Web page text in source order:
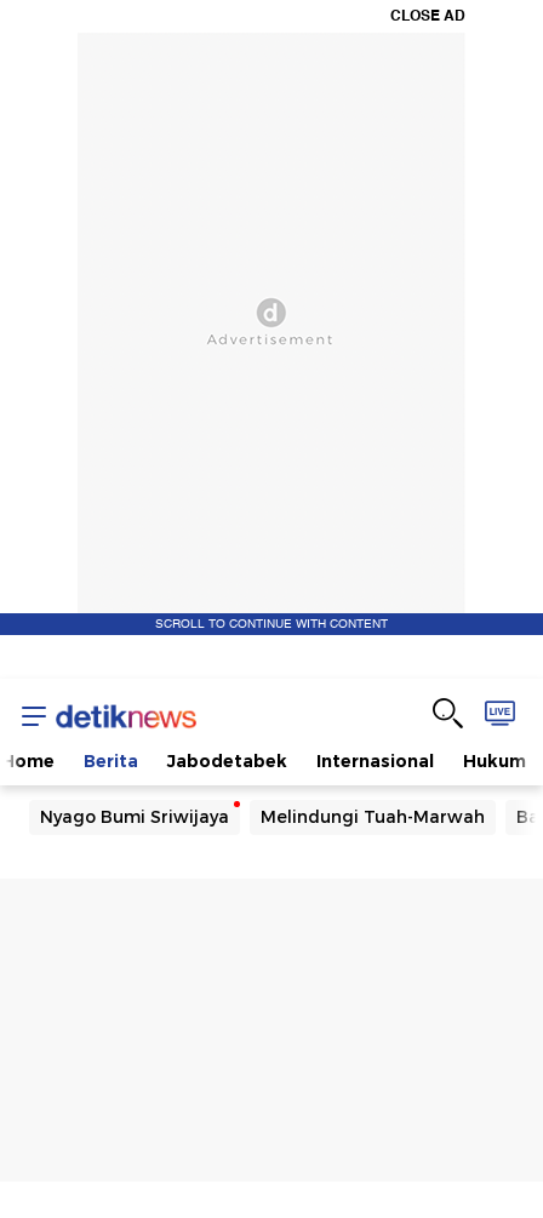
CLOSE AD
SCROLL TO CONTINUE WITH CONTENT
Home Berita Jabodetabek Internasional Hukum
Nyago Bumi Sriwijaya Melindungi Tuah-Marwah